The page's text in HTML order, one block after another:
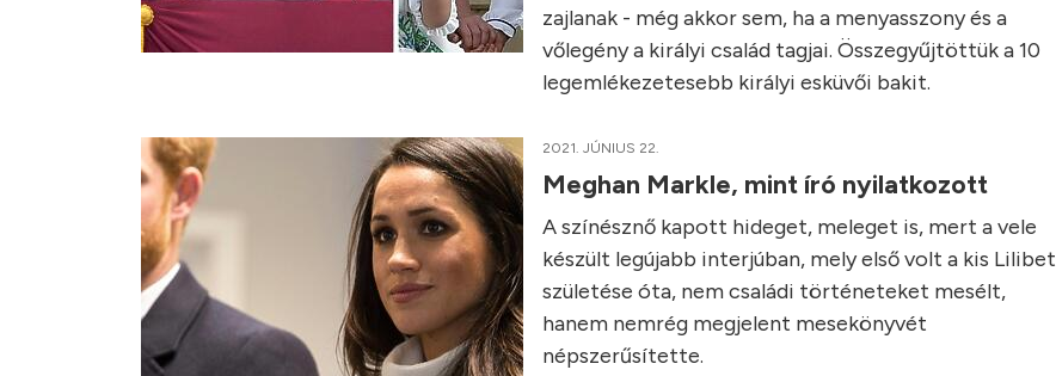
zajlanak - még akkor sem, ha a menyasszony és a
vőlegény a királyi család tagjai. Összegyűjtöttük a 10
legemlékezetesebb királyi esküvői bakit.
2021. JÚNIUS 22.
Meghan Markle, mint író nyilatkozott
A színésznő kapott hideget, meleget is, mert a vele
készült legújabb interjúban, mely első volt a kis Lilibet
születése óta, nem családi történeteket mesélt,
hanem nemrég megjelent mesekönyvét
népszerűsítette.